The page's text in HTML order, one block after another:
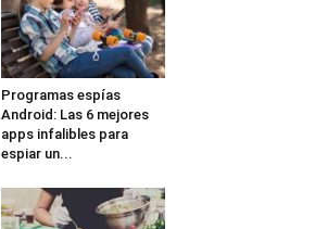
Programas espías
Android: Las 6 mejores
apps infalibles para
espiar un...